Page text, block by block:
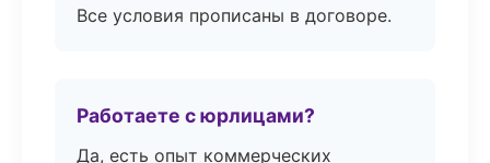
Все условия прописаны в договоре.
Работаете с юрлицами?
Да, есть опыт коммерческих